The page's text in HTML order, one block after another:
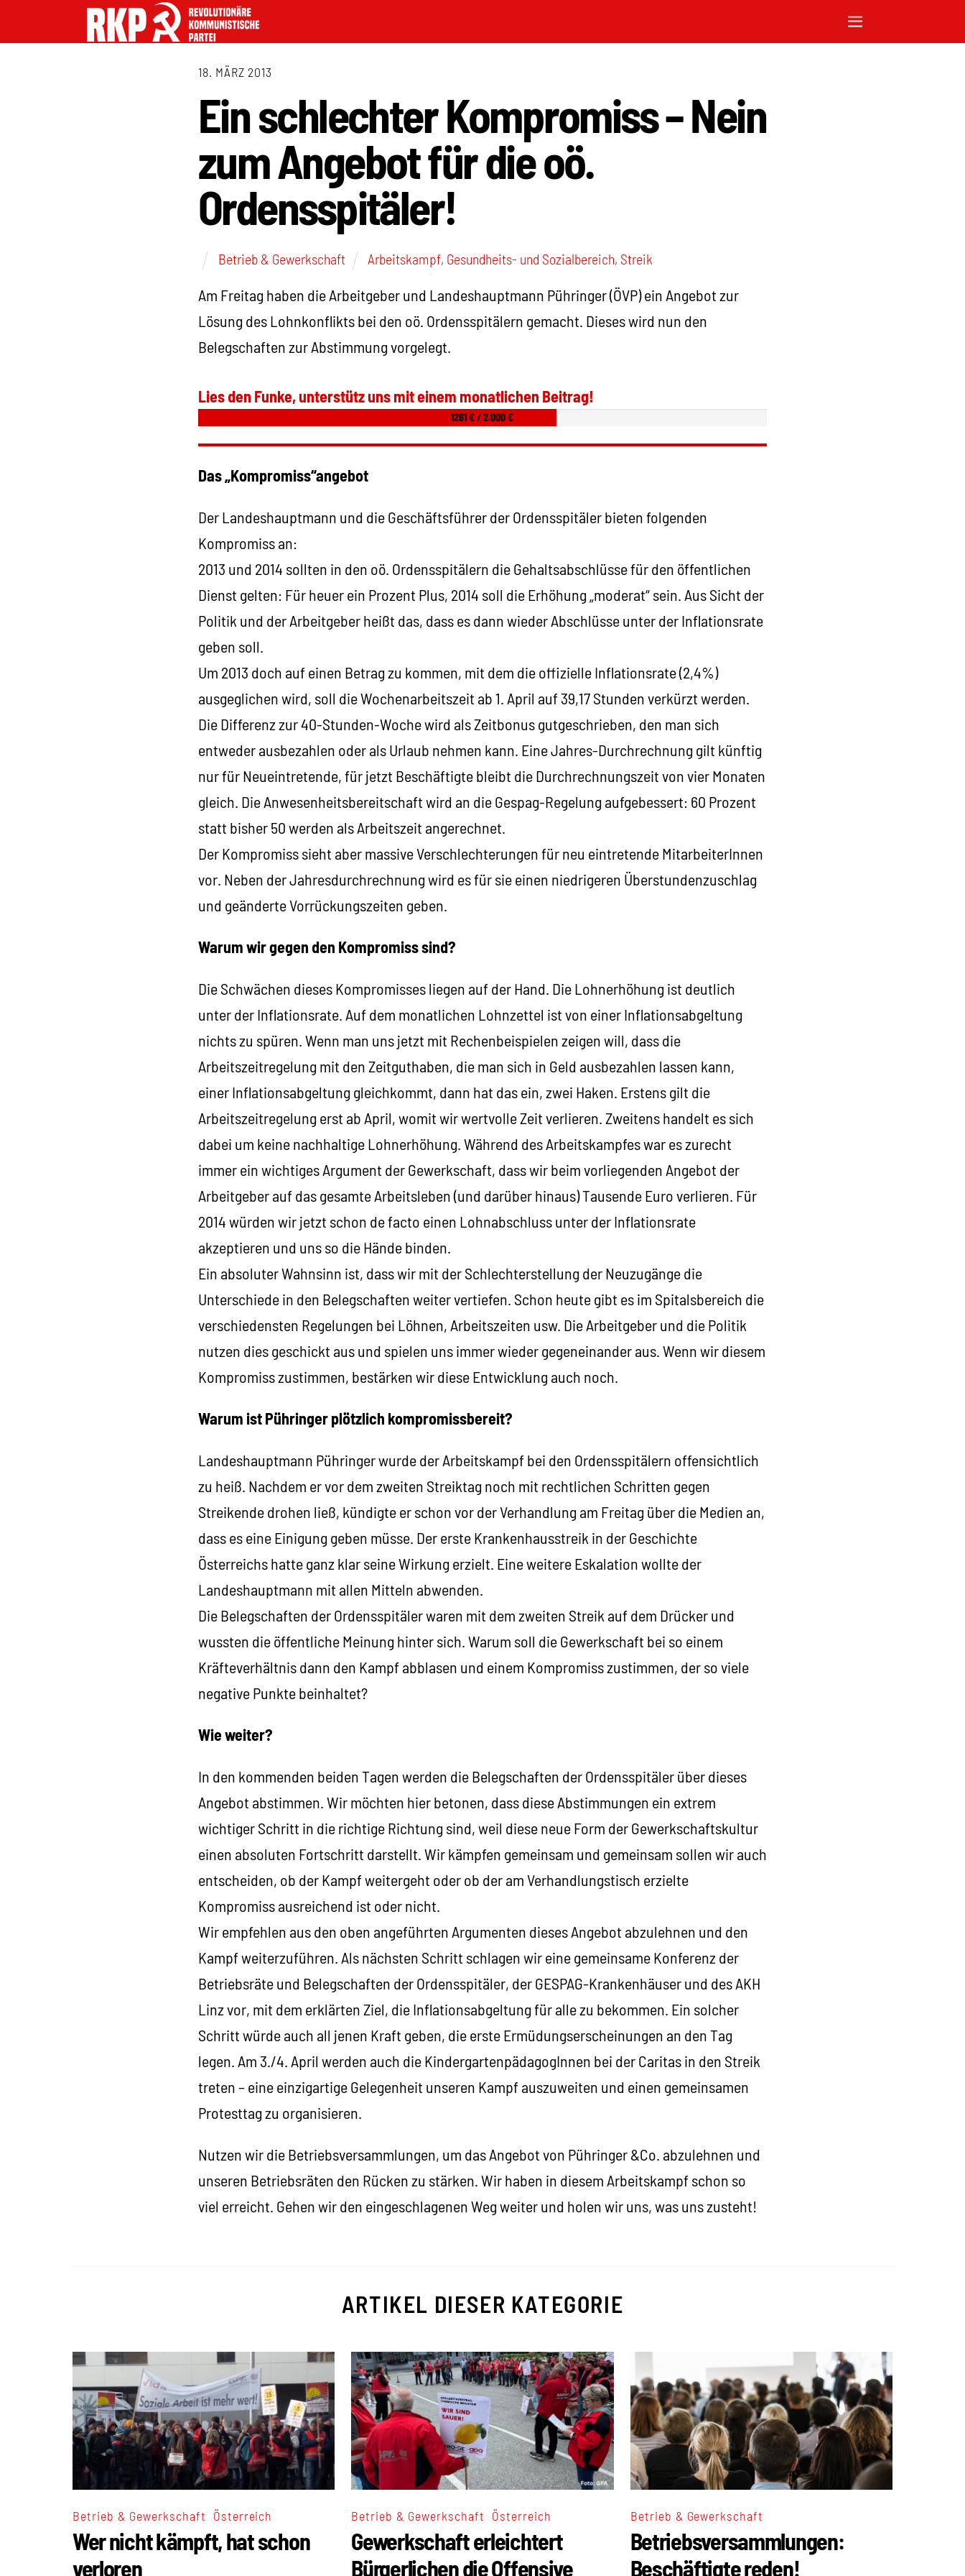
18. MÄRZ 2013
Ein schlechter Kompromiss – Nein
zum Angebot für die oö.
Ordensspitäler!
Betrieb & Gewerkschaft Arbeitskampf, Gesundheits- und Sozialbereich, Streik
Am Freitag haben die Arbeitgeber und Landeshauptmann Pühringer (ÖVP) ein Angebot zur
Lösung des Lohnkonflikts bei den oö. Ordensspitälern gemacht. Dieses wird nun den
Belegschaften zur Abstimmung vorgelegt.
Lies den Funke, unterstütz uns mit einem monatlichen Beitrag!
1261 € / 2.000 €
Das „Kompromiss“angebot
Der Landeshauptmann und die Geschäftsführer der Ordensspitäler bieten folgenden
Kompromiss an:
2013 und 2014 sollten in den oö. Ordensspitälern die Gehaltsabschlüsse für den öffentlichen
Dienst gelten: Für heuer ein Prozent Plus, 2014 soll die Erhöhung „moderat“ sein. Aus Sicht der
Politik und der Arbeitgeber heißt das, dass es dann wieder Abschlüsse unter der Inflationsrate
geben soll.
Um 2013 doch auf einen Betrag zu kommen, mit dem die offizielle Inflationsrate (2,4%)
ausgeglichen wird, soll die Wochenarbeitszeit ab 1. April auf 39,17 Stunden verkürzt werden.
Die Differenz zur 40-Stunden-Woche wird als Zeitbonus gutgeschrieben, den man sich
entweder ausbezahlen oder als Urlaub nehmen kann. Eine Jahres-Durchrechnung gilt künftig
nur für Neueintretende, für jetzt Beschäftigte bleibt die Durchrechnungszeit von vier Monaten
gleich. Die Anwesenheitsbereitschaft wird an die Gespag-Regelung aufgebessert: 60 Prozent
statt bisher 50 werden als Arbeitszeit angerechnet.
Der Kompromiss sieht aber massive Verschlechterungen für neu eintretende MitarbeiterInnen
vor. Neben der Jahresdurchrechnung wird es für sie einen niedrigeren Überstundenzuschlag
und geänderte Vorrückungszeiten geben.
Warum wir gegen den Kompromiss sind?
Die Schwächen dieses Kompromisses liegen auf der Hand. Die Lohnerhöhung ist deutlich
unter der Inflationsrate. Auf dem monatlichen Lohnzettel ist von einer Inflationsabgeltung
nichts zu spüren. Wenn man uns jetzt mit Rechenbeispielen zeigen will, dass die
Arbeitszeitregelung mit den Zeitguthaben, die man sich in Geld ausbezahlen lassen kann,
einer Inflationsabgeltung gleichkommt, dann hat das ein, zwei Haken. Erstens gilt die
Arbeitszeitregelung erst ab April, womit wir wertvolle Zeit verlieren. Zweitens handelt es sich
dabei um keine nachhaltige Lohnerhöhung. Während des Arbeitskampfes war es zurecht
immer ein wichtiges Argument der Gewerkschaft, dass wir beim vorliegenden Angebot der
Arbeitgeber auf das gesamte Arbeitsleben (und darüber hinaus) Tausende Euro verlieren. Für
2014 würden wir jetzt schon de facto einen Lohnabschluss unter der Inflationsrate
akzeptieren und uns so die Hände binden.
Ein absoluter Wahnsinn ist, dass wir mit der Schlechterstellung der Neuzugänge die
Unterschiede in den Belegschaften weiter vertiefen. Schon heute gibt es im Spitalsbereich die
verschiedensten Regelungen bei Löhnen, Arbeitszeiten usw. Die Arbeitgeber und die Politik
nutzen dies geschickt aus und spielen uns immer wieder gegeneinander aus. Wenn wir diesem
Kompromiss zustimmen, bestärken wir diese Entwicklung auch noch.
Warum ist Pühringer plötzlich kompromissbereit?
Landeshauptmann Pühringer wurde der Arbeitskampf bei den Ordensspitälern offensichtlich
zu heiß. Nachdem er vor dem zweiten Streiktag noch mit rechtlichen Schritten gegen
Streikende drohen ließ, kündigte er schon vor der Verhandlung am Freitag über die Medien an,
dass es eine Einigung geben müsse. Der erste Krankenhausstreik in der Geschichte
Österreichs hatte ganz klar seine Wirkung erzielt. Eine weitere Eskalation wollte der
Landeshauptmann mit allen Mitteln abwenden.
Die Belegschaften der Ordensspitäler waren mit dem zweiten Streik auf dem Drücker und
wussten die öffentliche Meinung hinter sich. Warum soll die Gewerkschaft bei so einem
Kräfteverhältnis dann den Kampf abblasen und einem Kompromiss zustimmen, der so viele
negative Punkte beinhaltet?
Wie weiter?
In den kommenden beiden Tagen werden die Belegschaften der Ordensspitäler über dieses
Angebot abstimmen. Wir möchten hier betonen, dass diese Abstimmungen ein extrem
wichtiger Schritt in die richtige Richtung sind, weil diese neue Form der Gewerkschaftskultur
einen absoluten Fortschritt darstellt. Wir kämpfen gemeinsam und gemeinsam sollen wir auch
entscheiden, ob der Kampf weitergeht oder ob der am Verhandlungstisch erzielte
Kompromiss ausreichend ist oder nicht.
Wir empfehlen aus den oben angeführten Argumenten dieses Angebot abzulehnen und den
Kampf weiterzuführen. Als nächsten Schritt schlagen wir eine gemeinsame Konferenz der
Betriebsräte und Belegschaften der Ordensspitäler, der GESPAG-Krankenhäuser und des AKH
Linz vor, mit dem erklärten Ziel, die Inflationsabgeltung für alle zu bekommen. Ein solcher
Schritt würde auch all jenen Kraft geben, die erste Ermüdungserscheinungen an den Tag
legen. Am 3./4. April werden auch die KindergartenpädagogInnen bei der Caritas in den Streik
treten – eine einzigartige Gelegenheit unseren Kampf auszuweiten und einen gemeinsamen
Protesttag zu organisieren.
Nutzen wir die Betriebsversammlungen, um das Angebot von Pühringer &Co. abzulehnen und
unseren Betriebsräten den Rücken zu stärken. Wir haben in diesem Arbeitskampf schon so
viel erreicht. Gehen wir den eingeschlagenen Weg weiter und holen wir uns, was uns zusteht!
ARTIKEL DIESER KATEGORIE
Betrieb & Gewerkschaft Österreich
Wer nicht kämpft, hat schon
verloren
Betrieb & Gewerkschaft Österreich
Gewerkschaft erleichtert
Bürgerlichen die Offensive
Betrieb & Gewerkschaft
Betriebsversammlungen:
Beschäftigte reden!